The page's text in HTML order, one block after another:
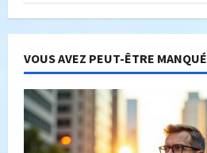
VOUS AVEZ PEUT-ÊTRE MANQUÉ